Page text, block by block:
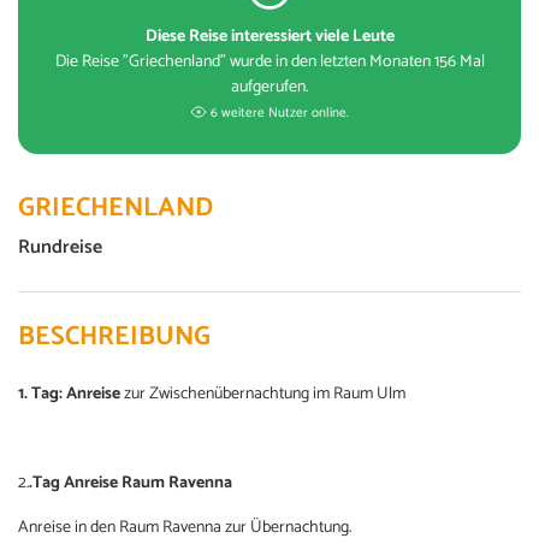
GRIECHENLAND
Rundreise
BESCHREIBUNG
1. Tag: Anreisezur Zwischenübernachtung im Raum Ulm
2..Tag Anreise Raum Ravenna
Anreise in den Raum Ravenna zur Übernachtung.
Diese Reise interessiert viele Leute
Die Reise "Griechenland" wurde in den letzten Monaten 156 Mal
aufgerufen.
6 weitere Nutzer online.